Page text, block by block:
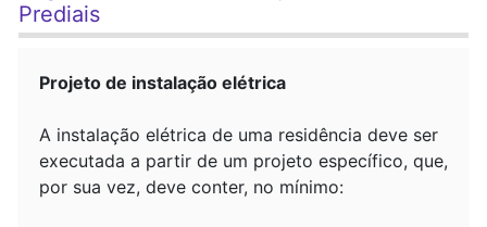
Prediais
Projeto de instalação elétrica
A instalação elétrica de uma residência deve ser
executada a partir de um projeto específico, que,
por sua vez, deve conter, no mínimo: